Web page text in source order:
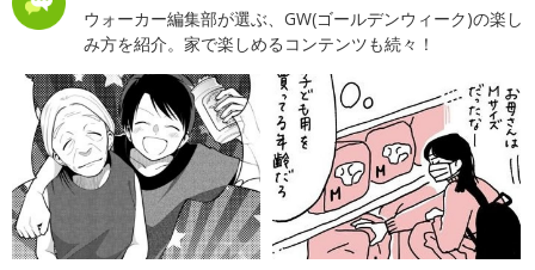
ウォーカー編集部が選ぶ、GW(ゴールデンウィーク)の楽し
み方を紹介。家で楽しめるコンテンツも続々！